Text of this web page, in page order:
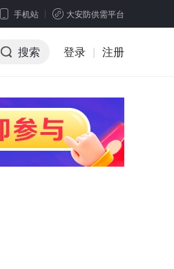
手机站 大安防供需平台
搜索 登录 | 注册